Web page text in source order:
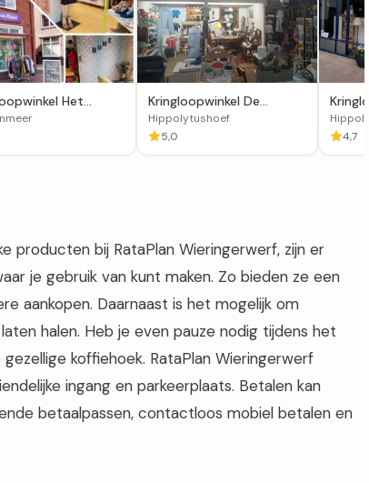
Het
van Present
Kringloopwinkel De
Wieringer Schatkamer
Hippolytushoef
5,0
4,7
producten bij RataPlan Wieringerwerf, zijn er
je gebruik van kunt maken. Zo bieden ze een
aankopen. Daarnaast is het mogelijk om
halen. Heb je even pauze nodig tijdens het
koffiehoek. RataPlan Wieringerwerf
ingang en parkeerplaats. Betalen kan
betaalpassen, contactloos mobiel betalen en